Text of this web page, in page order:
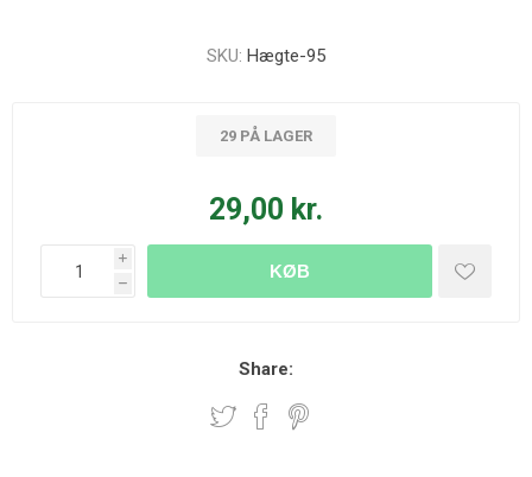
SKU: Hægte-95
29 PÅ LAGER
29,00 kr.
i
h
KØB
Share: